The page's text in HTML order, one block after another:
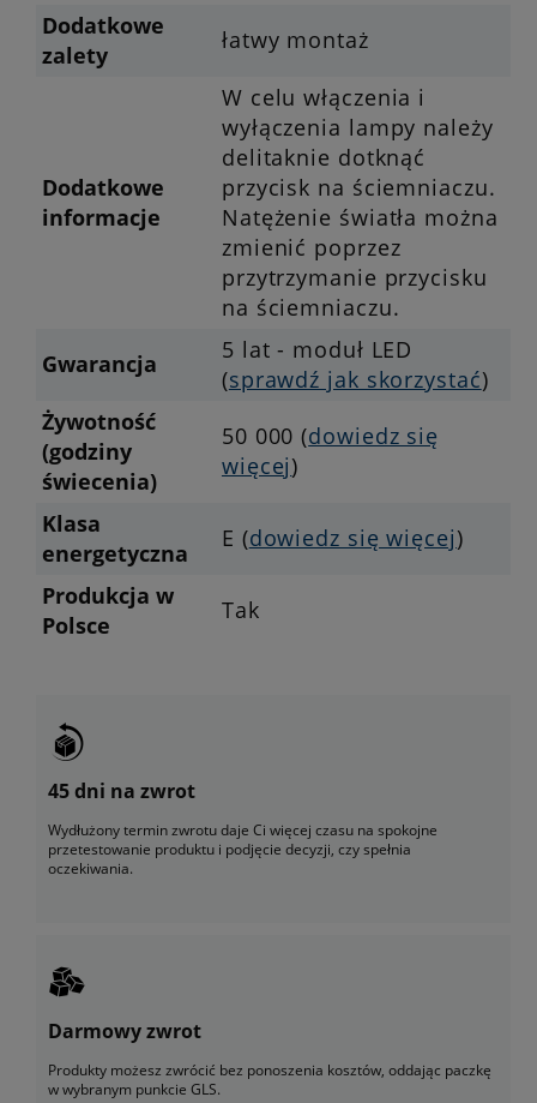
Dodatkowe
zalety
łatwy montaż
Dodatkowe
informacje
W celu włączenia i
wyłączenia lampy należy
delitaknie dotknąć
przycisk na ściemniaczu.
Natężenie światła można
zmienić poprzez
przytrzymanie przycisku
na ściemniaczu.
Gwarancja
5 lat - moduł LED
(sprawdź jak skorzystać)
Żywotność
(godziny
świecenia)
50 000 (dowiedz się
więcej)
Klasa
energetyczna
E (dowiedz się więcej)
Produkcja w
Polsce
Tak
45 dni na zwrot
Wydłużony termin zwrotu daje Ci więcej czasu na spokojne
przetestowanie produktu i podjęcie decyzji, czy spełnia
oczekiwania.
Darmowy zwrot
Produkty możesz zwrócić bez ponoszenia kosztów, oddając paczkę
w wybranym punkcie GLS.